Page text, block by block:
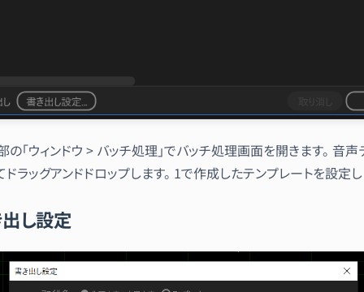
「ウィンドウ > バッチ処理」でバッチ処理画面を開きます。 音
ラッグアンドドロップします。 1で作成したテンプレートを設定し
し設定